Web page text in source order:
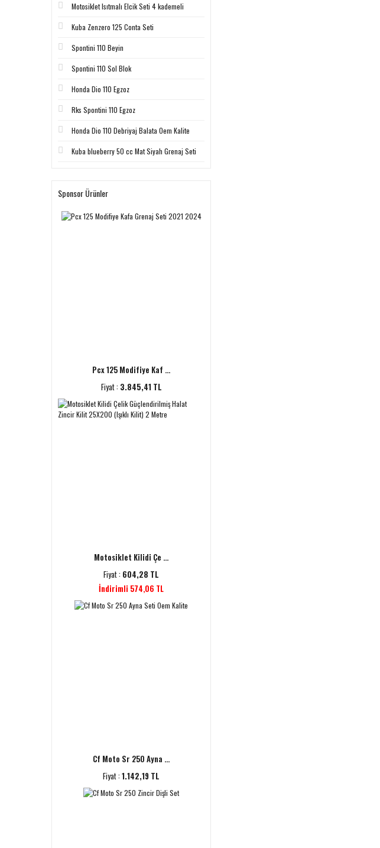
Motosiklet Isıtmalı Elcik Seti 4 kademeli
Kuba Zenzero 125 Conta Seti
Spontini 110 Beyin
Spontini 110 Sol Blok
Honda Dio 110 Egzoz
Rks Spontini 110 Egzoz
Honda Dio 110 Debriyaj Balata Oem Kalite
Kuba blueberry 50 cc Mat Siyah Grenaj Seti
Sponsor Ürünler
Pcx 125 Modifiye Kaf ...
Fiyat : 3.845,41 TL
Motosiklet Kilidi Çe ...
Fiyat : 604,28 TL
İndirimli 574,06 TL
Cf Moto Sr 250 Ayna ...
Fiyat : 1.142,19 TL